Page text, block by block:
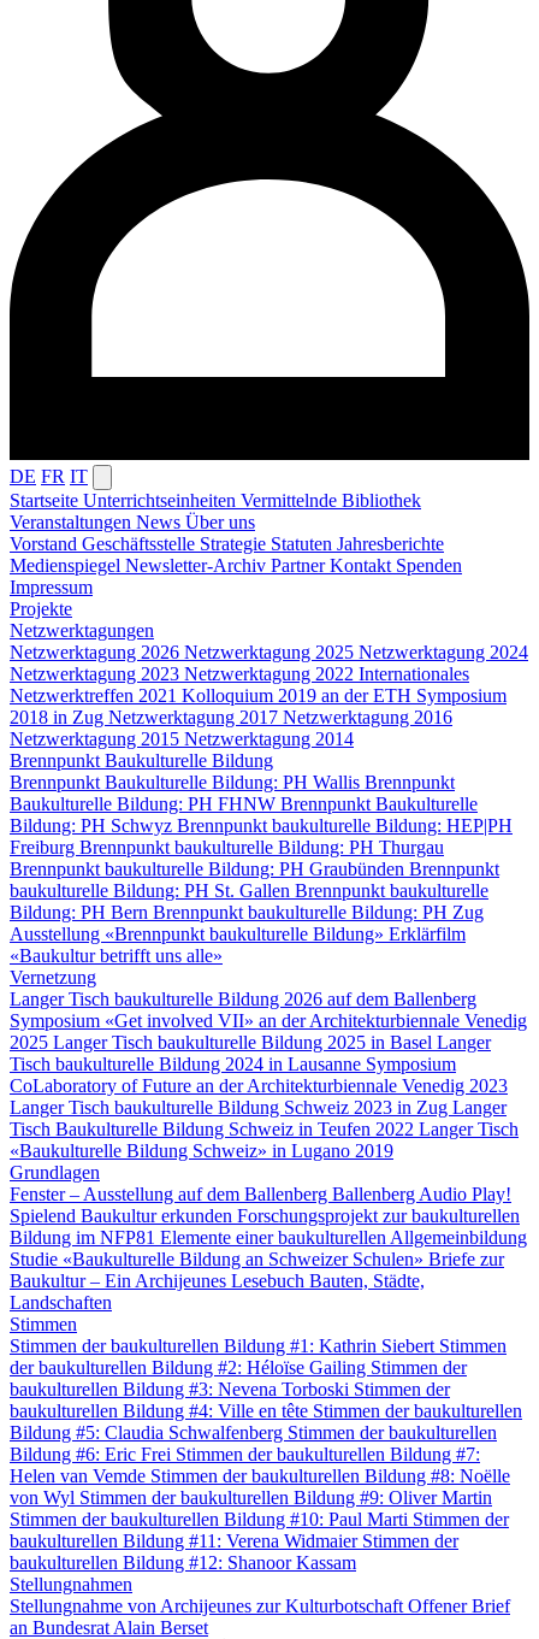
DE FR IT
Startseite Unterrichtseinheiten Vermittelnde Bibliothek
Veranstaltungen News Über uns
Vorstand Geschäftsstelle Strategie Statuten Jahresberichte
Medienspiegel Newsletter-Archiv PartnerKontakt Spenden
Impressum
Projekte
Netzwerktagungen
Netzwerktagung 2026 Netzwerktagung 2025 Netzwerktagung 2024
Netzwerktagung 2023 Netzwerktagung 2022 Internationales
Netzwerktreffen 2021 Kolloquium 2019 an der ETH Symposium
2018 in Zug Netzwerktagung 2017 Netzwerktagung 2016
Netzwerktagung 2015 Netzwerktagung 2014
Brennpunkt Baukulturelle Bildung
Brennpunkt Baukulturelle Bildung: PH Wallis Brennpunkt
Baukulturelle Bildung: PH FHNW Brennpunkt Baukulturelle
Bildung: PH Schwyz Brennpunkt baukulturelle Bildung: HEP|PH
Freiburg Brennpunkt baukulturelle Bildung: PH Thurgau
Brennpunkt baukulturelle Bildung: PH Graubünden Brennpunkt
baukulturelle Bildung: PH St. Gallen Brennpunkt baukulturelle
Bildung: PH Bern Brennpunkt baukulturelle Bildung: PH Zug
Ausstellung «Brennpunkt baukulturelle Bildung» Erklärfilm
«Baukultur betrifft uns alle»
Vernetzung
Langer Tisch baukulturelle Bildung 2026 auf dem Ballenberg
Symposium «Get involved VII» an der Architekturbiennale Venedig
2025 Langer Tisch baukulturelle Bildung 2025 in Basel Langer
Tisch baukulturelle Bildung 2024 in Lausanne Symposium
CoLaboratory of Future an der Architekturbiennale Venedig 2023
Langer Tisch baukulturelle Bildung Schweiz 2023 in Zug Langer
Tisch Baukulturelle Bildung Schweiz in Teufen 2022 Langer Tisch
«Baukulturelle Bildung Schweiz» in Lugano 2019
Grundlagen
Fenster – Ausstellung auf dem Ballenberg Ballenberg Audio Play!
Spielend Baukultur erkunden Forschungsprojekt zur baukulturellen
Bildung im NFP81 Elemente einer baukulturellen Allgemeinbildung
Studie «Baukulturelle Bildung an Schweizer Schulen» Briefe zur
Baukultur – Ein Archijeunes Lesebuch Bauten, Städte,
Landschaften
Stimmen
Stimmen der baukulturellen Bildung #1: Kathrin Siebert Stimmen
der baukulturellen Bildung #2: Héloïse Gailing Stimmen der
baukulturellen Bildung #3: Nevena Torboski Stimmen der
baukulturellen Bildung #4: Ville en tête Stimmen der baukulturellen
Bildung #5: Claudia Schwalfenberg Stimmen der baukulturellen
Bildung #6: Eric Frei Stimmen der baukulturellen Bildung #7:
Helen van Vemde Stimmen der baukulturellen Bildung #8: Noëlle
von Wyl Stimmen der baukulturellen Bildung #9: Oliver Martin
Stimmen der baukulturellen Bildung #10: Paul Marti Stimmen der
baukulturellen Bildung #11: Verena Widmaier Stimmen der
baukulturellen Bildung #12: Shanoor Kassam
Stellungnahmen
Stellungnahme von Archijeunes zur Kulturbotschaft Offener Brief
an Bundesrat Alain Berset